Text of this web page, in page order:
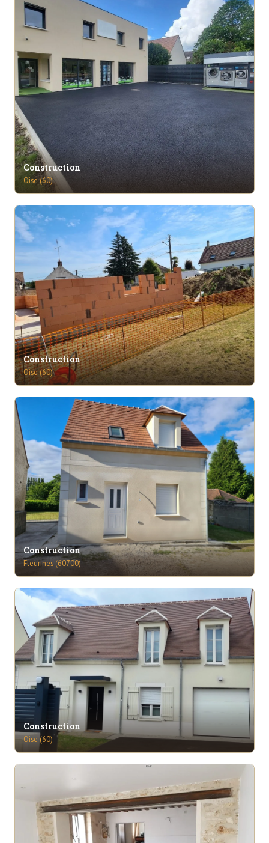
Construction
Oise (60)
Construction
Oise (60)
Construction
Fleurines (60700)
Construction
Oise (60)